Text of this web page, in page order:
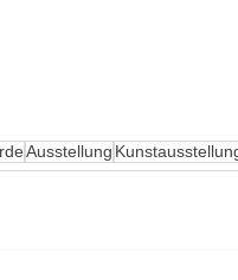
Ausstellung